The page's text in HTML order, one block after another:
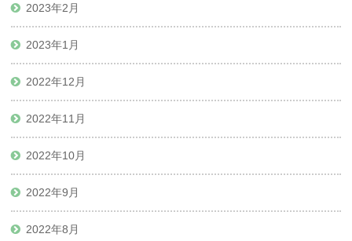
2023年2月
2023年1月
2022年12月
2022年11月
2022年10月
2022年9月
2022年8月